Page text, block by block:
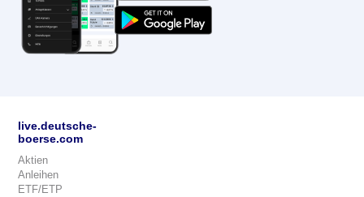
live.deutsche-
boerse.com
Aktien
Anleihen
ETF/ETP